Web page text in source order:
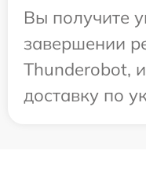
Вы получите
завершении
Thunderobot,
доставку по